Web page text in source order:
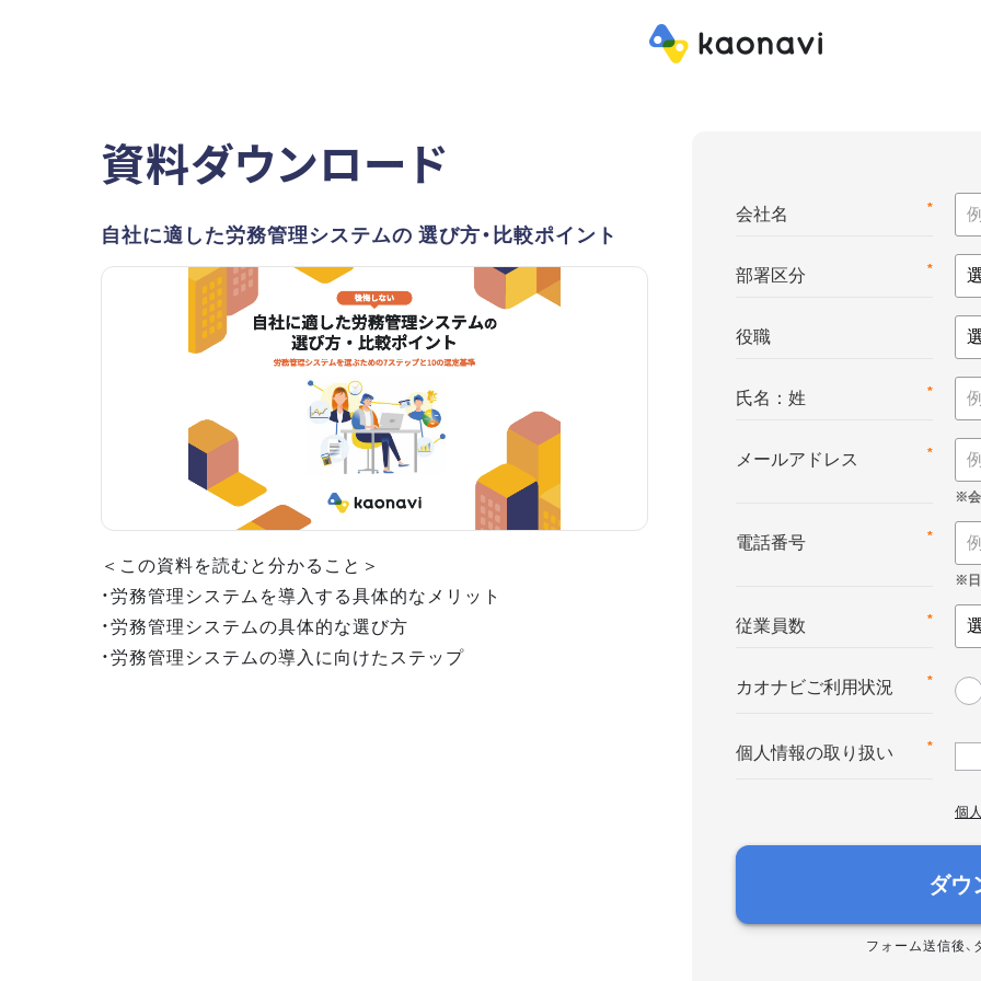
資料ダウンロード
自社に適した労務管理システムの 選び方・比較ポイント
＜この資料を読むと分かること＞
・労務管理システムを導入する具体的なメリット
・労務管理システムの具体的な選び方
・労務管理システムの導入に向けたステップ
*
会社名
*
部署区分
役職
*
氏名：姓
*
メールアドレス
*
電話番号
*
従業員数
*
カオナビご利用状況
*
個人情報の取り扱い
個
ダウ
フォーム送信後